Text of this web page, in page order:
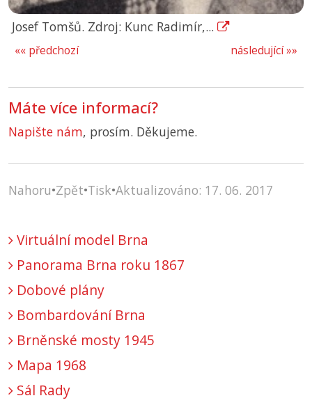
Josef Tomšů. Zdroj: Kunc Radimír,...
následující »»
«« předchozí
Máte více informací?
Napište nám, prosím. Děkujeme.
Nahoru•Zpět•Tisk•Aktualizováno: 17. 06. 2017
Virtuální model Brna
Panorama Brna roku 1867
Dobové plány
Bombardování Brna
Brněnské mosty 1945
Mapa 1968
Sál Rady